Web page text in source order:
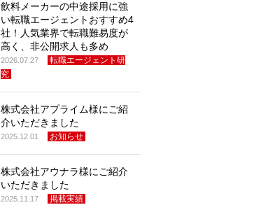
飲料メーカーの中途採用に強
い転職エージェントおすすめ4
社！人気業界で転職難易度が
高く、非公開求人も多め
2026.07.27
転職エージェント研
究
株式会社アプライム様にご紹
介いただきました
2025.12.01 お知らせ
株式会社アウナラ様にご紹介
いただきました
2025.11.17 掲載実績